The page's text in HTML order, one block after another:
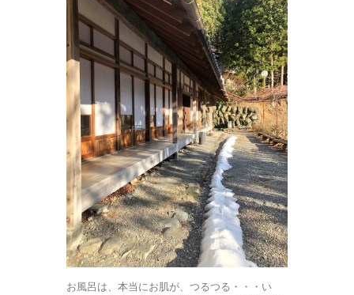
お風呂は、本当にお肌が、つるつる・・・い